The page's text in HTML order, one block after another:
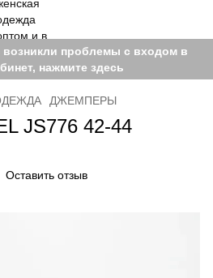
возникли проблемы с входом в
нажмите здесь
ДЖЕМПЕРЫ
JS776 42-44
Оставить отзыв